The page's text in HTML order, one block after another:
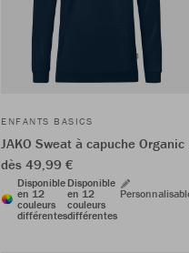
ENFANTS BASICS
JAKO Sweat à capuche Organic
dès 49,99 €
Disponible
en 12
couleurs
différentes
Disponible
en 12
couleurs
différentes